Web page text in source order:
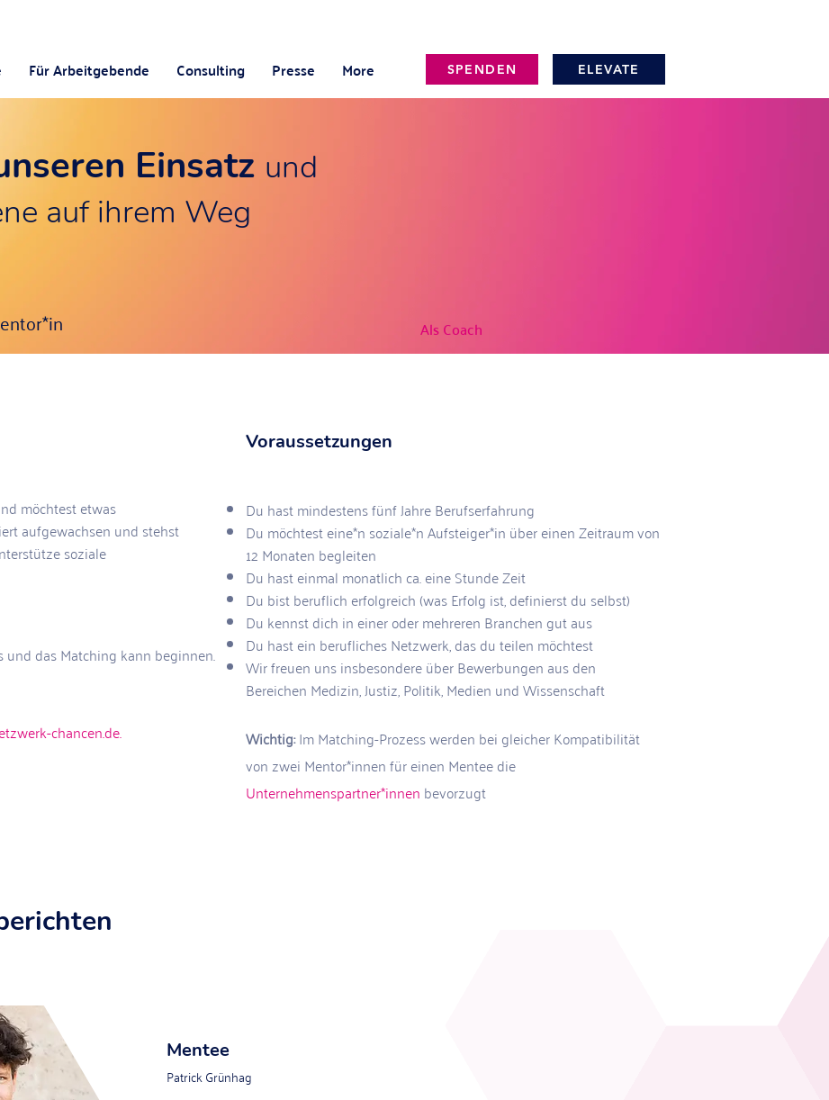
Für Arbeitgebende Consulting Presse More SPENDEN ELEVATE
Einsatz und
auf ihrem Weg
Als Coach
möchtest etwas
aufgewachsen und stehst
soziale
und das Matching kann beginnen.
chancen.de.
Voraussetzungen
Du hast mindestens fünf Jahre Berufserfahrung
Du möchtest eine*n soziale*n Aufsteiger*in über einen Zeitraum von
12 Monaten begleiten
Du hast einmal monatlich ca. eine Stunde Zeit
Du bist beruflich erfolgreich (was Erfolg ist, definierst du selbst)
Du kennst dich in einer oder mehreren Branchen gut aus
Du hast ein berufliches Netzwerk, das du teilen möchtest
Wir freuen uns insbesondere über Bewerbungen aus den
Bereichen Medizin, Justiz, Politik, Medien und Wissenschaft
Wichtig:Im Matching-Prozess werden bei gleicher Kompatibilität
von zwei Mentor*innen für einen Mentee die
Unternehmenspartner*innen bevorzugt
Mentee
Patrick Grünhag